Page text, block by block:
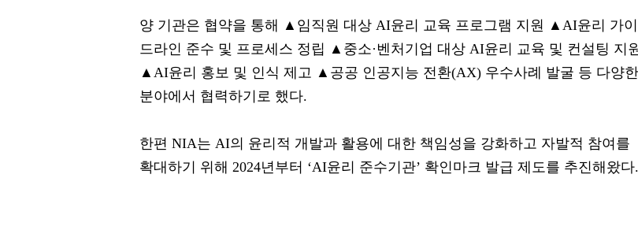
양 기관은 협약을 통해 ▲임직원 대상 AI윤리 교육 프로그램 지원 ▲AI윤리 가이
드라인 준수 및 프로세스 정립 ▲중소·벤처기업 대상 AI윤리 교육 및 컨설팅 지
▲AI윤리 홍보 및 인식 제고 ▲공공 인공지능 전환(AX) 우수사례 발굴 등 다양한
분야에서 협력하기로 했다.
한편 NIA는 AI의 윤리적 개발과 활용에 대한 책임성을 강화하고 자발적 참여를
확대하기 위해 2024년부터 ‘AI윤리 준수기관’ 확인마크 발급 제도를 추진해왔다.